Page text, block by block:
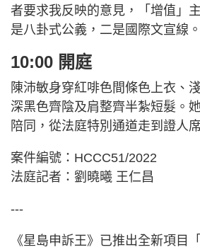
者要求我反映的意見，「增值」
是八卦式公義，二是國際文宣線。
10:00 開庭
陳沛敏身穿紅啡色間條色上衣、
深黑色齊陰及肩整齊半紮短髮。
陪同，從法庭特別通道走到證人
案件編號：HCCC51/2022
法庭記者：劉曉曦 王仁昌
---
《星島申訴王》已推出全新項目